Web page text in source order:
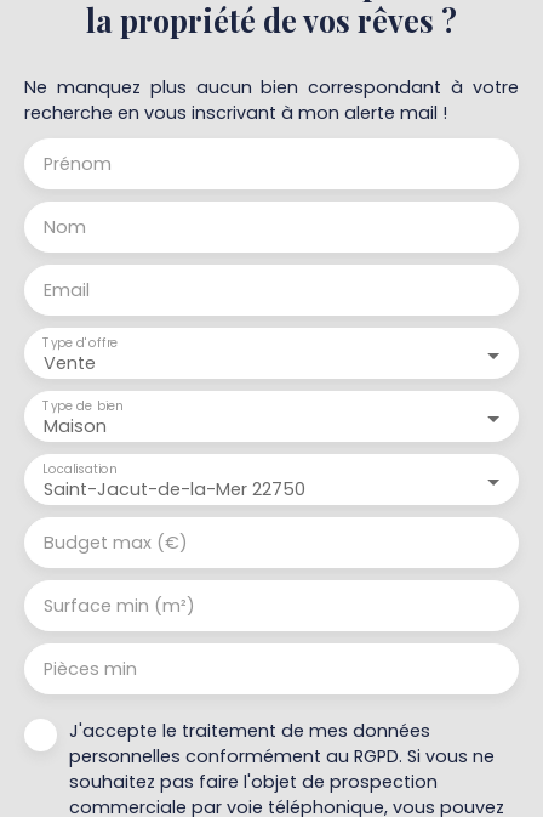
la propriété de vos rêves ?
Ne manquez plus aucun bien correspondant à votre
recherche en vous inscrivant à mon alerte mail !
Prénom
Nom
Email
Vente
Type d'offre
Maison
Type de bien
Saint-Jacut-de-la-Mer 22750
Localisation
Budget max (€)
Surface min (m²)
Pièces min
J'accepte le traitement de mes données
personnelles conformément au RGPD. Si vous ne
souhaitez pas faire l'objet de prospection
commerciale par voie téléphonique, vous pouvez